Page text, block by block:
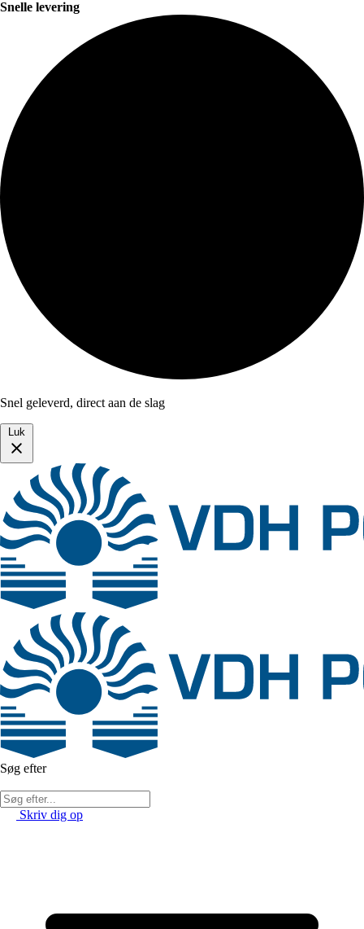
Snelle levering
Snel geleverd, direct aan de slag
Luk
Søg efter
Skriv dig op